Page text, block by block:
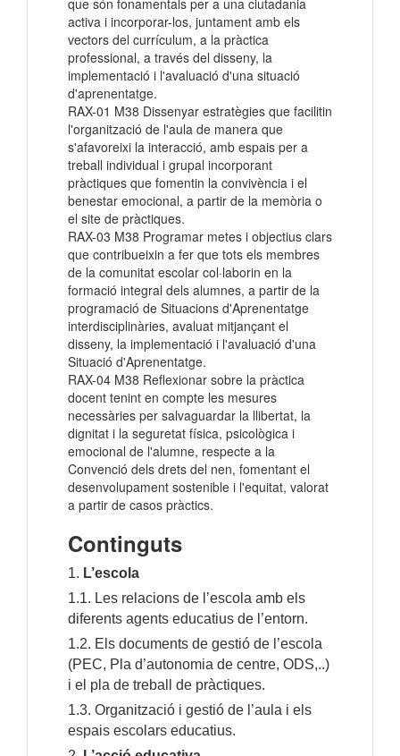
que són fonamentals per a una ciutadania
activa i incorporar-los, juntament amb els
vectors del currículum, a la pràctica
professional, a través del disseny, la
implementació i l'avaluació d'una situació
d'aprenentatge.
RAX-01 M38 Dissenyar estratègies que facilitin
l'organització de l'aula de manera que
s'afavoreixi la interacció, amb espais per a
treball individual i grupal incorporant
pràctiques que fomentin la convivència i el
benestar emocional, a partir de la memòria o
el site de pràctiques.
RAX-03 M38 Programar metes i objectius clars
que contribueixin a fer que tots els membres
de la comunitat escolar col·laborin en la
formació integral dels alumnes, a partir de la
programació de Situacions d'Aprenentatge
interdisciplinàries, avaluat mitjançant el
disseny, la implementació i l'avaluació d'una
Situació d'Aprenentatge.
RAX-04 M38 Reflexionar sobre la pràctica
docent tenint en compte les mesures
necessàries per salvaguardar la llibertat, la
dignitat i la seguretat física, psicològica i
emocional de l'alumne, respecte a la
Convenció dels drets del nen, fomentant el
desenvolupament sostenible i l'equitat, valorat
a partir de casos pràctics.
Continguts
1. L’escola
1.1. Les relacions de l’escola amb els
diferents agents educatius de l’entorn.
1.2. Els documents de gestió de l’escola
(PEC, Pla d’autonomia de centre, ODS,..)
i el pla de treball de pràctiques.
1.3. Organització i gestió de l’aula i els
espais escolars educatius.